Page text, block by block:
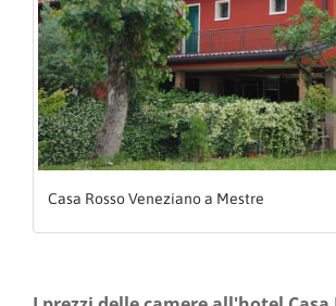
Casa Rosso Veneziano a Mestre